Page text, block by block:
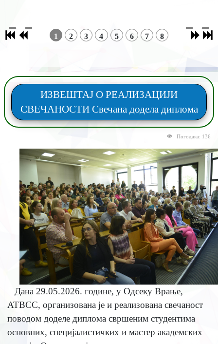
1 2 3 4 5 6 7 8
ИЗВЕШТАЈ О РЕАЛИЗАЦИЈИ
СВЕЧАНОСТИ Свечана додела диплома
Погодака: 136
Дана 29.05.2026. године, у Одсеку Врање,
АТВСС, организована је и реализована свечаност
поводом доделе диплома свршеним студентима
основних, специјалистичких и мастер академских